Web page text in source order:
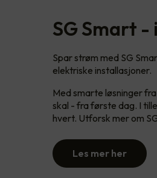
SG Smart
Spar strøm med SG
elektriske installasjoner.
Med smarte løsninger
skal - fra første dag. I
hvert. Utforsk mer om
Les mer her